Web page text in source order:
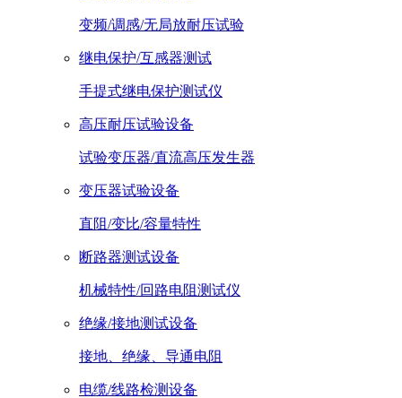
变频/调感/无局放耐压试验
继电保护/互感器测试
手提式继电保护测试仪
高压耐压试验设备
试验变压器/直流高压发生器
变压器试验设备
直阻/变比/容量特性
断路器测试设备
机械特性/回路电阻测试仪
绝缘/接地测试设备
接地、绝缘、导通电阻
电缆/线路检测设备